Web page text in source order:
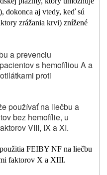
dokonca aj vtedy, keď sú
zrážania krvi) znížené
a prevenciu
s hemofíliou A a
proti
používať na liečbu a
bez hemofílie, u
VIII, IX a XI.
FEIBY NF na liečbu
faktorov X a XIII.